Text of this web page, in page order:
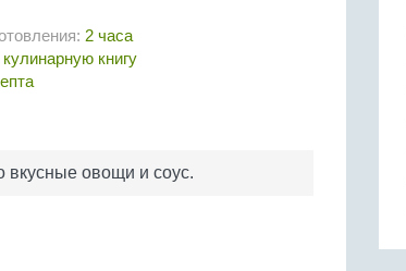
2 часа
книгу
вкусные овощи и соус.